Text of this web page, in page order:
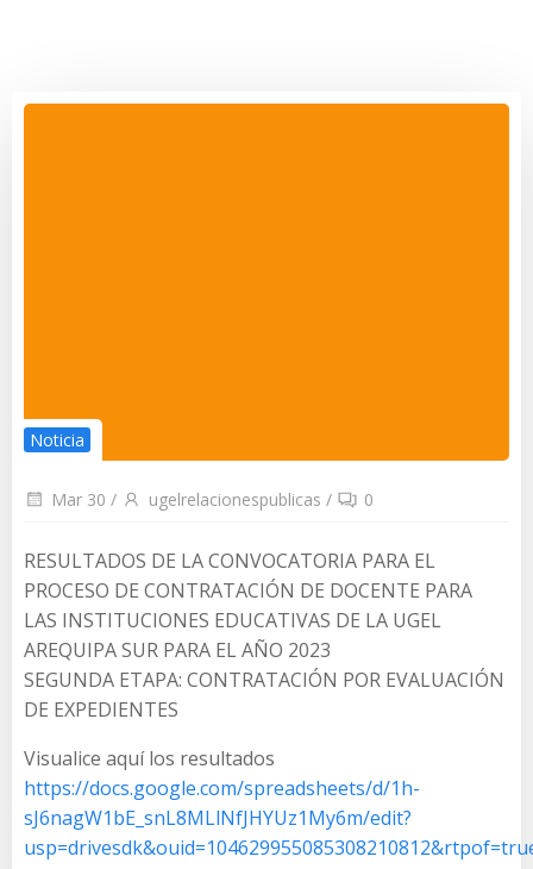
Noticia
Mar 30 / ugelrelacionespublicas / 0
RESULTADOS DE LA CONVOCATORIA PARA EL
PROCESO DE CONTRATACIÓN DE DOCENTE PARA
LAS INSTITUCIONES EDUCATIVAS DE LA UGEL
AREQUIPA SUR PARA EL AÑO 2023
SEGUNDA ETAPA: CONTRATACIÓN POR EVALUACIÓN
DE EXPEDIENTES
Visualice aquí los resultados
https://docs.google.com/spreadsheets/d/1h-
sJ6nagW1bE_snL8MLlNfJHYUz1My6m/edit?